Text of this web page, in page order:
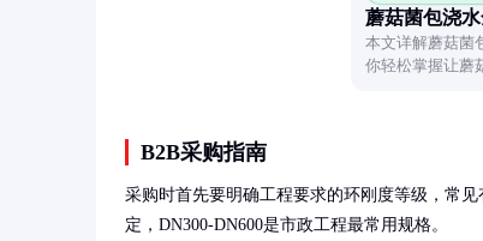
蘑菇菌包浇
本文详解蘑菇菌
你轻松掌握让蘑
B2B采购指南
采购时首先要明确工程要求的环刚度等级，常
定，DN300-DN600是市政工程最常用规格。